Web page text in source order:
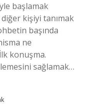
başlamak
kişiyi tanımak
başında
ne
konuşma.
sağlamak…